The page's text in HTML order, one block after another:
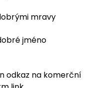
mravy
jméno
odkaz na komerční